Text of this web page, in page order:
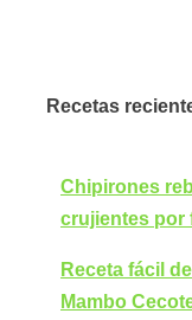
Recetas
Chipirones
crujientes por
Receta fácil
Mambo